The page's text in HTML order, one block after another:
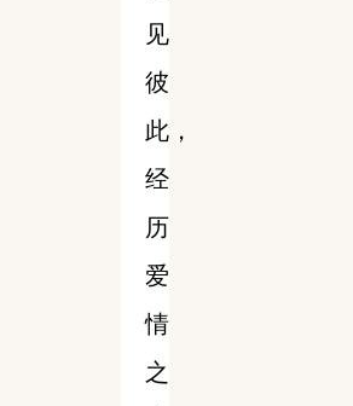
见
彼
此，
经
历
爱
情
之